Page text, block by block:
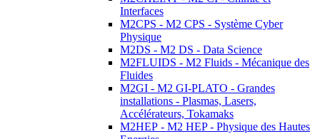
Interfaces
M2CPS - M2 CPS - Système Cyber
Physique
M2DS - M2 DS - Data Science
M2FLUIDS - M2 Fluids - Mécanique des
Fluides
M2GI - M2 GI-PLATO - Grandes
installations - Plasmas, Lasers,
Accélérateurs, Tokamaks
M2HEP - M2 HEP - Physique des Hautes